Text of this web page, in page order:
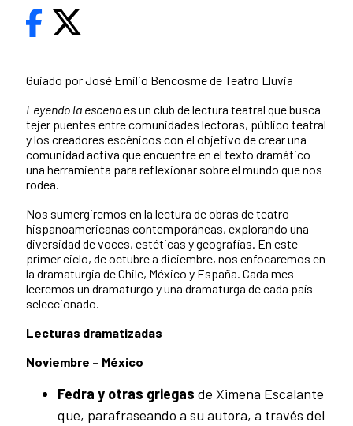
Guiado por José Emilio Bencosme de Teatro Lluvia
Leyendo la escenaes un club de lectura teatral que busca
tejer puentes entre comunidades lectoras, público teatral
y los creadores escénicos con el objetivo de crear una
comunidad activa que encuentre en el texto dramático
una herramienta para reflexionar sobre el mundo que nos
rodea.
Nos sumergiremos en la lectura de obras de teatro
hispanoamericanas contemporáneas, explorando una
diversidad de voces, estéticas y geografías. En este
primer ciclo, de octubre a diciembre, nos enfocaremos en
la dramaturgia de Chile, México y España. Cada mes
leeremos un dramaturgo y una dramaturga de cada país
seleccionado.
Lecturas dramatizadas
Noviembre – México
Fedra y otras griegas de Ximena Escalante
que, parafraseando a su autora, a través del